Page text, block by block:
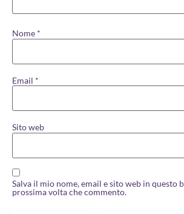
Nome *
Email *
Sito web
Salva il mio nome, email e sito web in questo
prossima volta che commento.